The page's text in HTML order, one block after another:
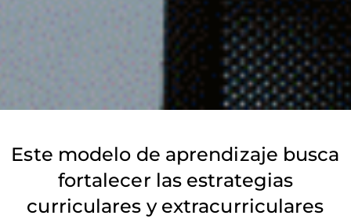
Este modelo de aprendizaje busca
fortalecer las estrategias
curriculares y extracurriculares